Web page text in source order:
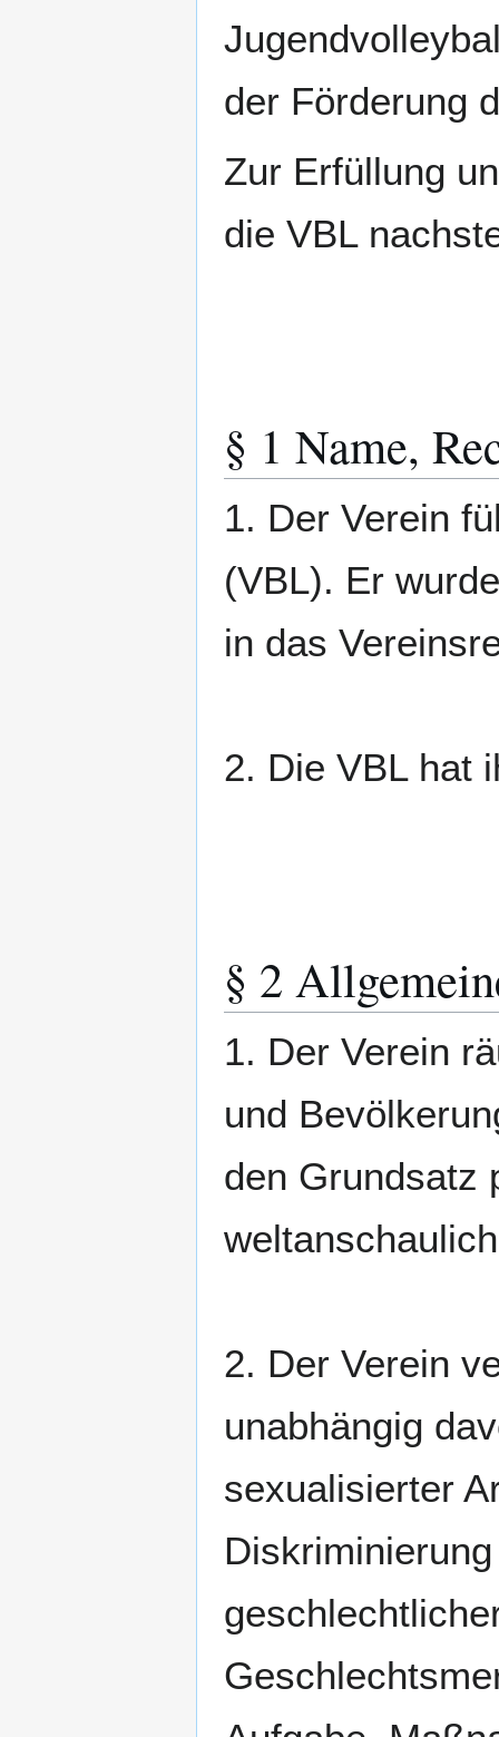
der Förderung
Zur Erfüllung
die VBL
§ 1 Name,
1. Der Verein
(VBL). Er
in das
2. Die VBL hat
§ 2
1. Der Verein
und
den Grundsatz
2. Der Verein
unabhängig
sexualisierter